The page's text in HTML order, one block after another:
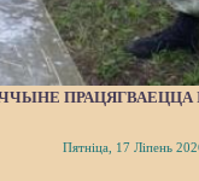
ПРАЦЯГВАЕЦЦА
Пятніца, 17 Ліпень